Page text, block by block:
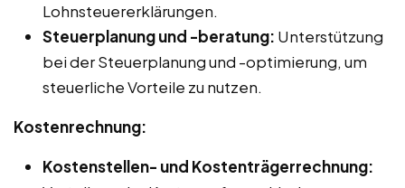
Lohnsteuererklärungen.
Steuerplanung und -beratung: Unterstützung
bei der Steuerplanung und -optimierung, um
steuerliche Vorteile zu nutzen.
Kostenrechnung:
Kostenstellen- und Kostenträgerrechnung: